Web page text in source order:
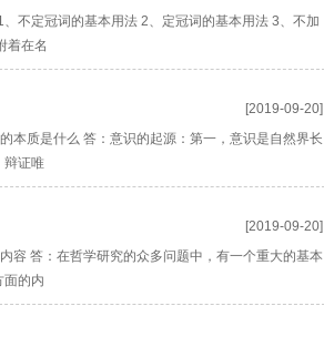
不定冠词的基本用法 2、定冠词的基本用法 3、不加
着在名
[2019-09-20]
本质是什么 答：意识的起源：第一，意识是自然界长
辩证唯
[2019-09-20]
容 答：在哲学研究的众多问题中，有一个重大的基本
面的内